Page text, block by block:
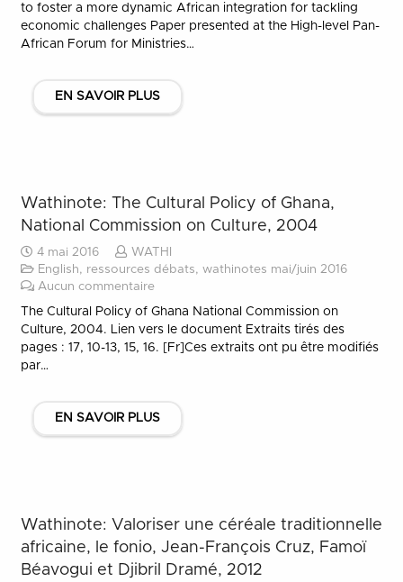
to foster a more dynamic African integration for tackling
economic challenges Paper presented at the High-level Pan-
African Forum for Ministries…
EN SAVOIR PLUS
Wathinote: The Cultural Policy of Ghana,
National Commission on Culture, 2004
4 mai 2016
WATHI
English, ressources débats, wathinotes mai/juin 2016
Aucun commentaire
The Cultural Policy of Ghana National Commission on
Culture, 2004. Lien vers le document Extraits tirés des
pages : 17, 10-13, 15, 16. [Fr]Ces extraits ont pu être modifiés
par…
EN SAVOIR PLUS
Wathinote: Valoriser une céréale traditionnelle
africaine, le fonio, Jean-François Cruz, Famoï
Béavogui et Djibril Dramé, 2012